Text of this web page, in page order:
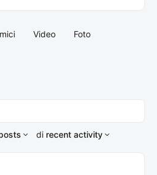
Video Foto
di recent activity